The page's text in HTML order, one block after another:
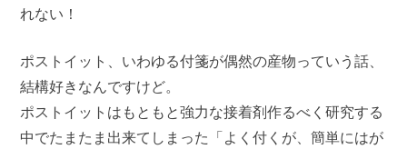
れない！
ポストイット、いわゆる付箋が偶然の産物っていう話、
結構好きなんですけど。
ポストイットはもともと強力な接着剤作るべく研究する
中でたまたま出来てしまった「よく付くが、簡単にはが